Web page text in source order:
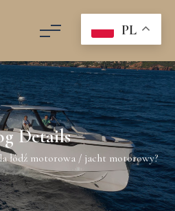
Details
łódź motorowa / jacht motorowy?
PL